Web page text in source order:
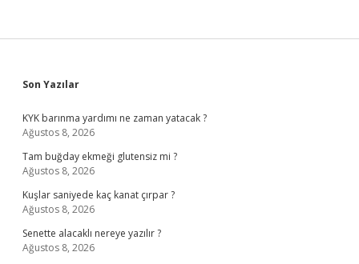
Sidebar
Son Yazılar
KYK barınma yardımı ne zaman yatacak ?
Ağustos 8, 2026
Tam buğday ekmeği glutensiz mi ?
Ağustos 8, 2026
Kuşlar saniyede kaç kanat çırpar ?
Ağustos 8, 2026
Senette alacaklı nereye yazılır ?
Ağustos 8, 2026